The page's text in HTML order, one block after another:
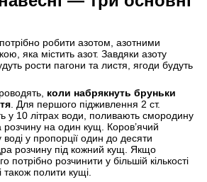
потрібно робити азотом, азотними
яка містить азот. Завдяки азоту
рости пагони та листя, ягоди будуть
коли набрякнуть бруньки
. Для першого підживлення 2 ст.
у 10 літрах води, поливають смородину
розчину на один кущ. Коров’ячий
у пропорції один до десяти
розчину під кожний кущ. Якщо
потрібно розчинити у більшій кількості
також полити кущі.